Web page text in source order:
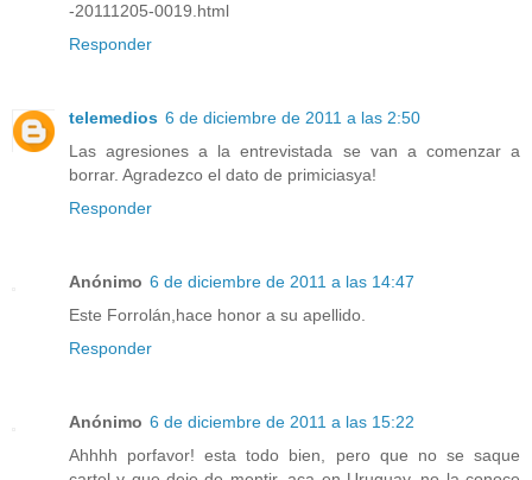
-20111205-0019.html
Responder
telemedios 6 de diciembre de 2011 a las 2:50
Las agresiones a la entrevistada se van a comenzar a
borrar. Agradezco el dato de primiciasya!
Responder
Anónimo 6 de diciembre de 2011 a las 14:47
Este Forrolán,hace honor a su apellido.
Responder
Anónimo 6 de diciembre de 2011 a las 15:22
Ahhhh porfavor! esta todo bien, pero que no se saque